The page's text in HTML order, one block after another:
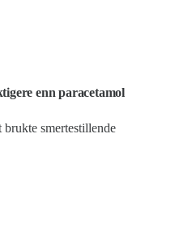
enn paracetamol
brukte smertestillende